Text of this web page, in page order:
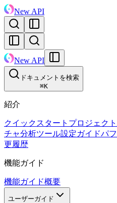
New API
New API
ドキュメントを検索
⌘K
紹介
クイックスタート プロジェク
チャ分析ツール設定ガイドパ
更履歴
機能ガイド
機能ガイド概要
ユーザーガイド